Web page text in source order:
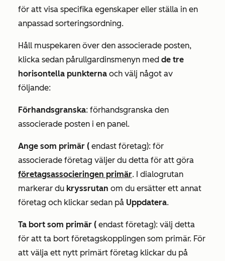
för att visa specifika egenskaper eller ställa in en
anpassad sorteringsordning.
Håll muspekaren över den associerade posten,
klicka sedan pårullgardinsmenyn med de tre
horisontella punkterna och välj något av
följande:
Förhandsgranska: förhandsgranska den
associerade posten i en panel.
Ange som primär ( endast företag): för
associerade företag väljer du detta för att göra
företagsassocieringen primär. I dialogrutan
markerar du kryssrutan om du ersätter ett annat
företag och klickar sedan på Uppdatera.
Ta bort som primär ( endast företag): välj detta
för att ta bort företagskopplingen som primär. För
att välja ett nytt primärt företag klickar du på